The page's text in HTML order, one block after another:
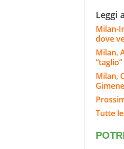
Leggi
Milan-
dove
Milan,
“taglio”
Milan,
Tutte